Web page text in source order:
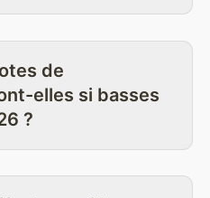
de
elles si basses
?